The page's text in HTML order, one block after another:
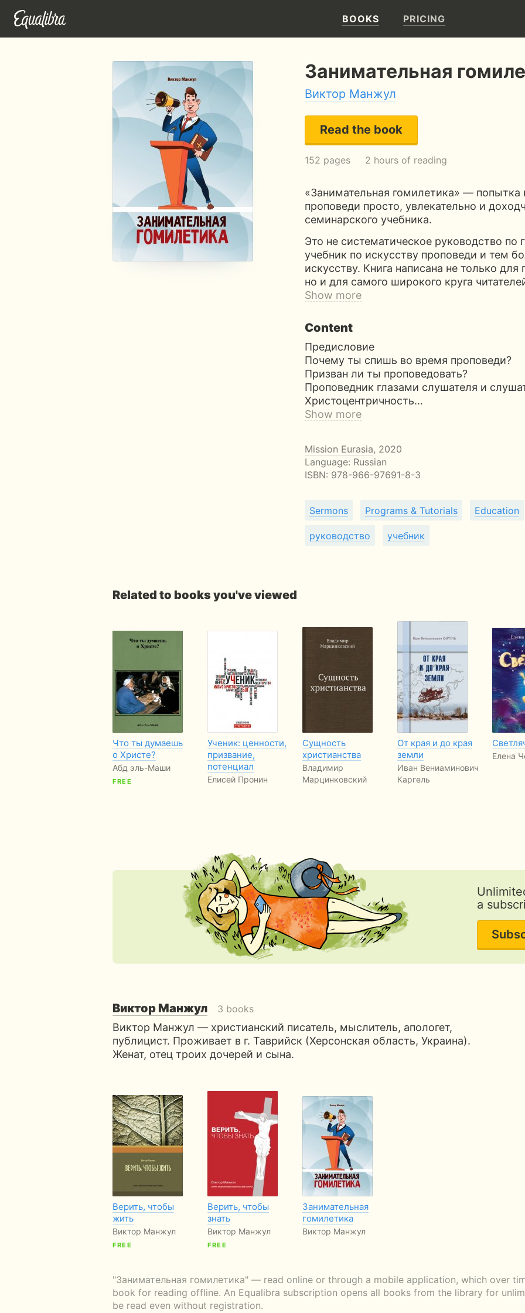
BOOKS PRICING
Занимательная
Виктор Манжул
Read the book
152 pages 2 hours of reading
«Занимательная гомилетика» — попытка
проповеди просто, увлекательно и
семинарского учебника.
Это не систематическое руководство по
учебник по искусству проповеди и тем
искусству. Книга написана не только для
но и для самого широкого круга
Show more
Content
Предисловие
Почему ты спишь во время проповеди?
Призван ли ты проповедовать?
Проповедник глазами слушателя и
Христоцентричность…
Show more
Mission Eurasia, 2020
Language: Russian
ISBN: 978-966-97691-8-3
Sermons Programs & Tutorials Education
руководство учебник
Related to books you've viewed
Что ты думаешь
о Христе?
Абд эль-Маши
FREE
Ученик: ценности,
призвание,
потенциал
Елисей Пронин
Сущность
христианства
Владимир
Марцинковский
От края и до края
земли
Иван Вениаминович
Каргель
Елена
a
Виктор Манжул 3 books
Виктор Манжул — христианский писатель, мыслитель, апологет,
публицист. Проживает в г. Таврийск (Херсонская область, Украина).
Женат, отец троих дочерей и сына.
Верить, чтобы
жить
Виктор Манжул
FREE
Верить, чтобы
знать
Виктор Манжул
FREE
Занимательная
гомилетика
Виктор Манжул
"Занимательная гомилетика" — read online or through a mobile application, which over
book for reading offline. An Equalibra subscription opens all books from the library for
be read even without registration.